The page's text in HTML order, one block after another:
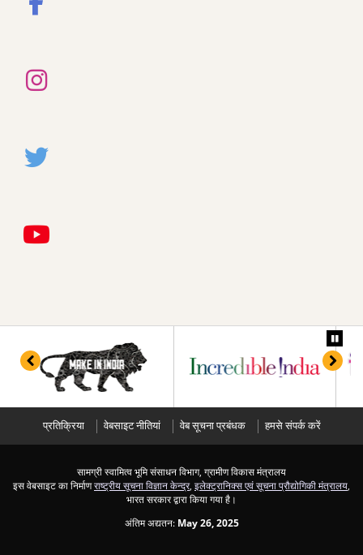
प्रतिक्रिया वेबसाइट नीतियां वेब सूचना प्रबंधक हमसे संपर्क करें
सामग्री स्वामित्व भूमि संसाधन विभाग, ग्रामीण विकास मंत्रालय
इस वेबसाइट का निर्माणराष्ट्रीय सूचना विज्ञान केन्द्र, इलेक्ट्रानिक्स एवं सूचना प्रौद्योगिकी मंत्रालय
भारत सरकार द्वारा किया गया है।
अंतिम अद्यतन: May 26, 2025